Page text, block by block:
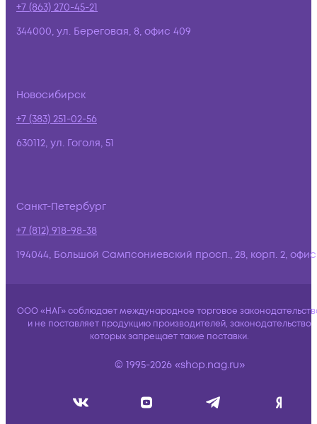
+7 (863) 270-45-21
344000, ул. Береговая, 8, офис 409
Новосибирск
+7 (383) 251-02-56
630112, ул. Гоголя, 51
Санкт-Петербург
+7 (812) 918-98-38
194044, Большой Сампсониевский просп., 28, корп. 2,
ООО «НАГ» соблюдает международное торговое
и не поставляет продукцию производителей, законодательство
которых запрещает такие поставки.
© 1995-2026 «shop.nag.ru»